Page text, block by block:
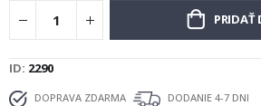
PRIDAŤ
ID 2290
DOPRAVA ZDARMA
DODANIE 4-7 DNI